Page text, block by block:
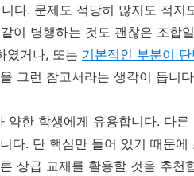
다. 문제도 적당히 많지도 적지
이 병행하는 것도 괜찮은 조합
였거나, 또는 기본적인 부분이 탄
그런 참고서라는 생각이 듭니
약한 학생에게 유용합니다. 다른
다. 단 핵심만 들어 있기 때문에
상급 교재를 활용할 것을 추천